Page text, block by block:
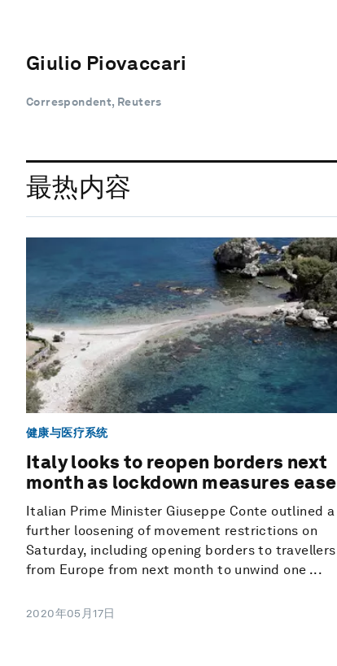
Giulio Piovaccari
Correspondent, Reuters
最热内容
健康与医疗系统
Italy looks to reopen borders next
month as lockdown measures ease
Italian Prime Minister Giuseppe Conte outlined a
further loosening of movement restrictions on
Saturday, including opening borders to travellers
from Europe from next month to unwind one ...
2020年05月17日